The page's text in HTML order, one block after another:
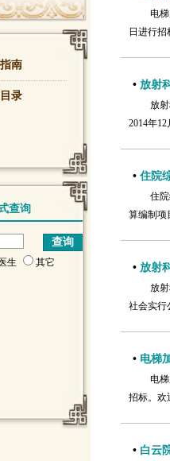
南
录
查询
生 其它
电
日进行
• 放射
放
2014年
• 住院
住
算编制项
• 放射
放
社会实行
• 电梯
电
招标。欢
• 白云